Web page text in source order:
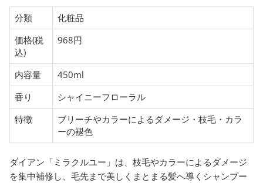
分類
化粧品
価格(税
込)
968円
内容量
450ml
香り
シャイニーフローラル
特徴
ブリーチやカラーによるダメージ・枝毛・カラ
ーの褪色
ダイアン「ミラクルユー」は、枝毛やカラーによるダメージ
を集中補修し、毛先まで美しくまとまる髪へ導くシャンプー